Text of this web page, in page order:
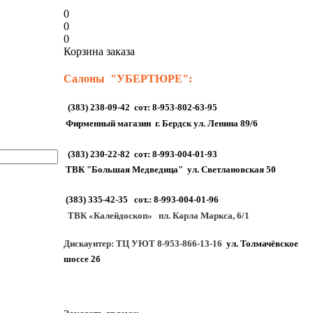
0
0
0
Корзина заказа
Салоны "УБЕРТЮРЕ":
(383) 238-09-42 сот: 8-953-802-63-95
Фирменный магазин г. Бердск ул. Ленина 89/6
(383) 230-22-82 сот: 8-993-004-01-93
ТВК "Большая Медведица" ул. Светлановская 50
(383) 335-42-35 сот.: 8-993-004-01-96
ТВК «Калейдоскоп» пл. Карла Маркса, 6/1
Дискаунтер: ТЦ УЮТ 8-953-866-13-16 ул. Толмачёвское
шоссе 2б